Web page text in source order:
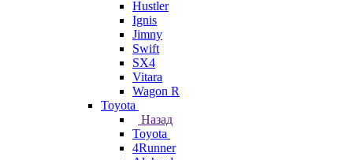
Hustler
Ignis
Jimny
Swift
SX4
Vitara
Wagon R
Toyota
Назад
Toyota
4Runner